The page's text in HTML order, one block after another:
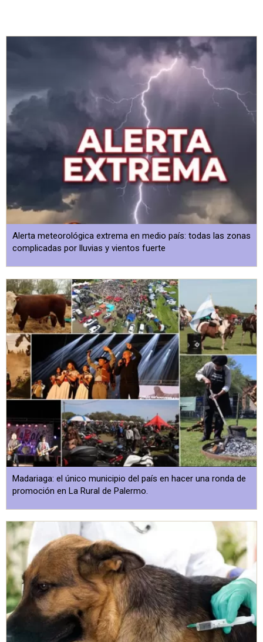
Alerta meteorológica extrema en medio país: todas las zonas
complicadas por lluvias y vientos fuerte
Madariaga: el único municipio del país en hacer una ronda de
promoción en La Rural de Palermo.